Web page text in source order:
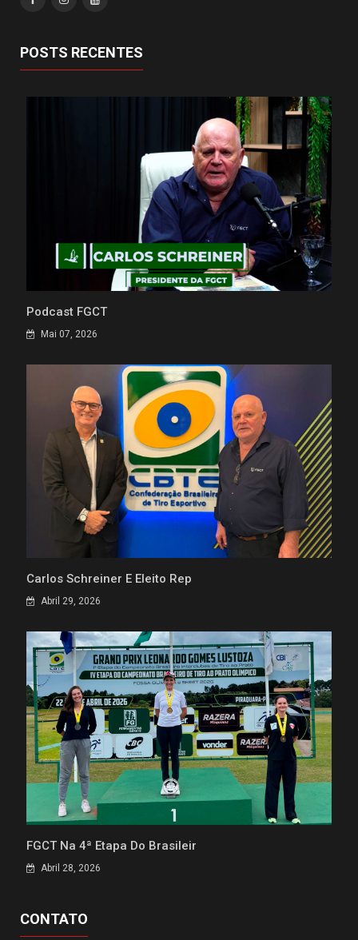
POSTS RECENTES
Podcast FGCT
Mai 07, 2026
Carlos Schreiner É Eleito Rep
Abril 29, 2026
FGCT Na 4ª Etapa Do Brasileir
Abril 28, 2026
CONTATO